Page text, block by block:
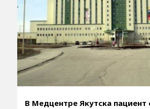
В Медцентре Якутска